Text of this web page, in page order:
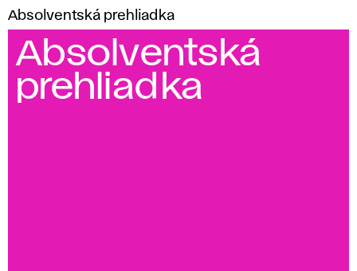
Absolventská prehliadka
Absolventská
prehliadka